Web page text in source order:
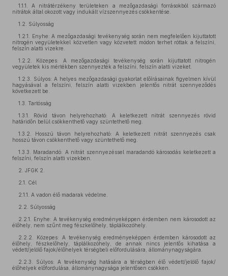
1.1.1. A nitrátérzékeny területeken a mezőgazdasági forrásokból származó
nitrátok által okozott vagy indukált vízszennyezés csökkentése.
1.2. Súlyosság
1.2.1. Enyhe: A mezőgazdasági tevékenység során nem megfelelően kijuttatott
nitrogén vegyületekkel közvetlen vagy közvetett módon terhet róttak a felszíni,
felszín alatti vizekre.
1.2.2. Közepes: A mezőgazdasági tevékenység során kijuttatott nitrogén
vegyületek kis mértékben szennyezték a felszíni, felszín alatti vizeket.
1.2.3. Súlyos: A helyes mezőgazdasági gyakorlat előírásainak figyelmen kívül
hagyásával a felszíni, felszín alatti vizekben jelentős nitrát szennyeződés
következett be.
1.3. Tartósság
1.3.1. Rövid távon helyrehozható: A keletkezett nitrát szennyezés rövid
határidőn belül csökkenthető vagy szüntethető meg.
1.3.2. Hosszú távon helyrehozható: A keletkezett nitrát szennyezés csak
hosszú távon csökkenthető vagy szüntethető meg.
1.3.3. Maradandó: A nitrát szennyezéssel maradandó károsodás keletkezett a
felszíni, felszín alatti vizekben.
2. JFGK 2.
2.1. Cél
2.1.1. A vadon élő madarak védelme.
2.2. Súlyosság
2.2.1. Enyhe: A tevékenység eredményeképpen érdemben nem károsodott az
élőhely, nem szűnt meg fészkelőhely, táplálkozóhely.
2.2.2. Közepes: A tevékenység eredményeképpen érdemben károsodott az
élőhely, fészkelőhely, táplálkozóhely, de annak nincs jelentős kihatása a
védett/jelölő fajok/élőhelyek térségbeli előfordulására, állománynagyságára.
2.2.3. Súlyos: A tevékenység hatására a térségben élő védett/jelölő fajok/
élőhelyek előfordulása, állománynagysága jelentősen csökken.